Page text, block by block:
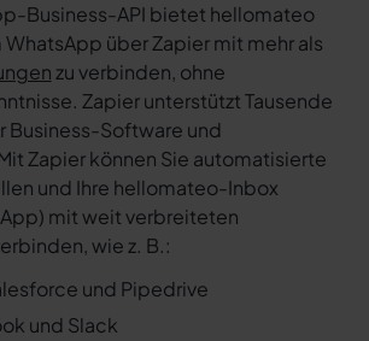
Business-API bietet hellomateo
WhatsApp über Zapier mit mehr als
zu verbinden, ohne
Zapier unterstützt Tausende
Software und
Zapier können Sie automatisierte
und Ihre hellomateo-Inbox
mit weit verbreiteten
wie z. B.:
und Pipedrive
und Slack